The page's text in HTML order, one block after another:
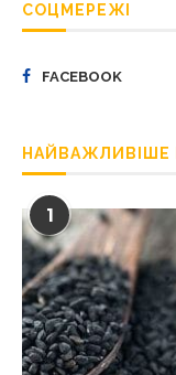
СОЦМЕРЕЖІ
FACEBOOK
НАЙВАЖЛИВІШЕ
1